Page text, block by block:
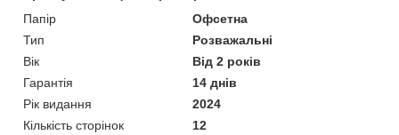
Папір
Офсетна
Тип
Розважальні
Вік
Від 2 років
Гарантія
14 днів
Рік видання
2024
Кількість сторінок
12